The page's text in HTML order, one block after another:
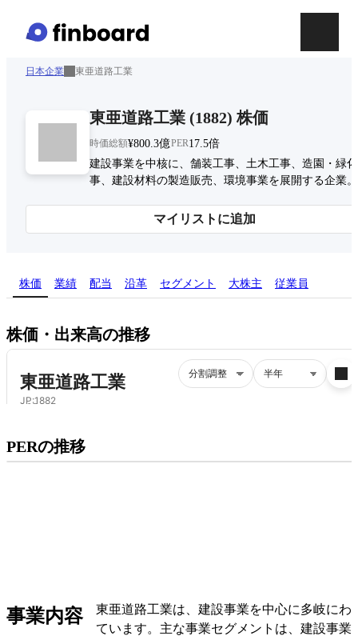
日本企業 東亜道路工業
東亜道路工業 (1882) 株価
時価総額¥800.3億PER17.5倍
建設事業を中核に、舗装工事、土木工事、造園・緑
事、建設材料の製造販売、環境事業を展開する企業。
マイリストに追加
株価 業績 配当 沿革 セグメント 大株主 従業員
株価・出来高の推移
PERの推移プレミアム会員にご登録いただくと、
PERの推移にアクセスできます。
事業内容
東亜道路工業は、建設事業を中心に多岐にわ
ています。主な事業セグメントは、建設事業